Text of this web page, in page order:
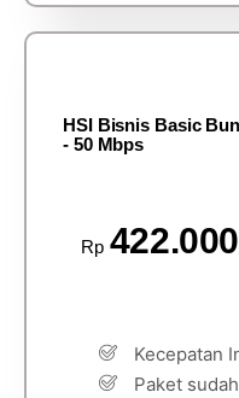
HSI Bisnis Basic
- 50 Mbps
Rp
Kecepatan
Paket